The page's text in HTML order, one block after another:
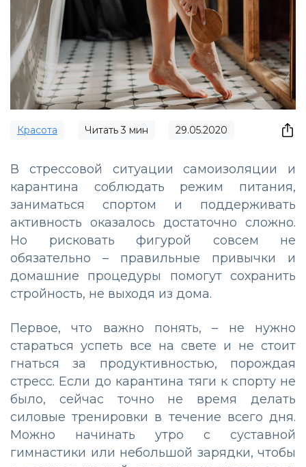
Красота Читать3 мин 29.05.2020
В стрессовой ситуации самоизоляции и
карантина соблюдать режим питания,
заниматься спортом и поддерживать
активность оказалось достаточно сложно.
Но рисковать фигурой совсем не
обязательно – правильные привычки и
домашние процедуры помогут сохранить
стройность, не выходя из дома.
Первое, что важно понять, – не нужно
стараться успеть все на свете и не стоит
гнаться за продуктивностью, порождая
стресс. Если до карантина тяги к спорту не
было, сейчас точно не время делать
силовые тренировки в течение всего дня.
Можно начинать утро с суставной
гимнастики или небольшой зарядки, чтобы